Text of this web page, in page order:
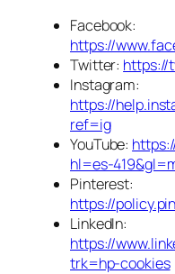
Facebook:
https://
Twitter: https://
Instagram:
https://
ref=ig
YouTube:
hl=es-
Pinterest:
https://
LinkedIn:
https://
trk=hp-cookies